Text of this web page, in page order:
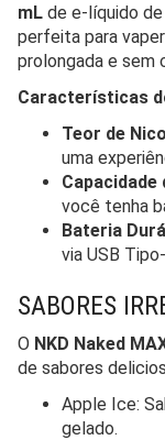
mL de e-líquido
perfeita para
prolongada e sem
Características
Teor de
uma
Capacidade
você tenha
Bateria
via USB
SABORES
O NKD Naked
de sabores
Apple Ice:
gelado.